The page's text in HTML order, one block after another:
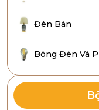
Đèn Bàn
Bóng Đèn Và